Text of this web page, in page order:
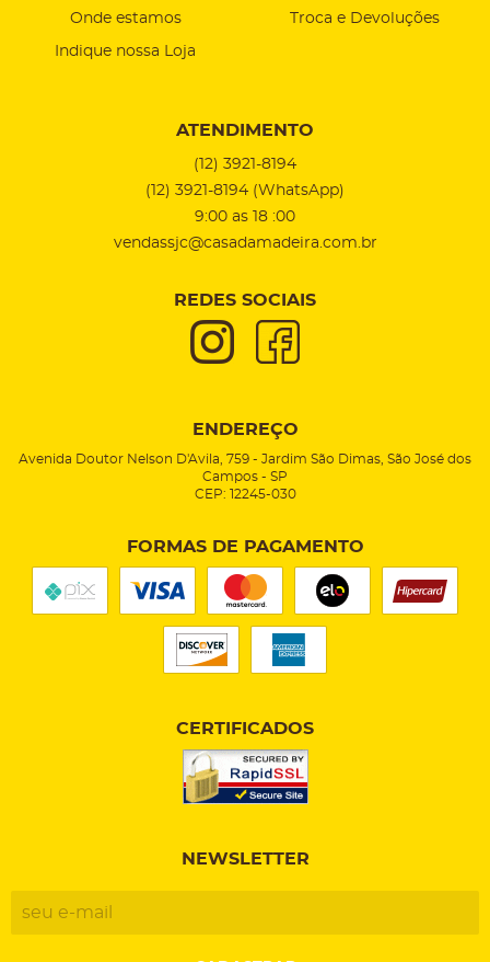
Onde estamos
Indique nossa Loja
Troca e Devoluções
ATENDIMENTO
(12) 3921-8194
(12) 3921-8194 (WhatsApp)
9:00 as 18 :00
vendassjc@casadamadeira.com.br
REDES SOCIAIS
ENDEREÇO
Avenida Doutor Nelson D'Avila, 759 - Jardim São Dimas, São José dos
Campos - SP
CEP: 12245-030
FORMAS DE PAGAMENTO
CERTIFICADOS
NEWSLETTER